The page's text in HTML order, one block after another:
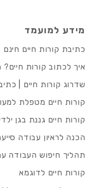
מידע למועמד
כתיבת קורות חיים חינם
איך לכתוב קורות
שדרוג קורות חיים |
קורות חיים מטפלת
קורות חיים גננת בגן
הכנה לראיון עבודה
תהליך חיפוש העבודה
קורות חיים לדוגמא